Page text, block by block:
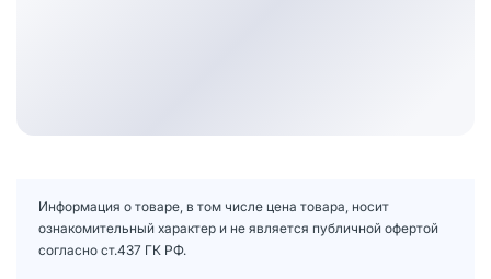
Информация о товаре, в том числе цена товара, носит
ознакомительный характер и не является публичной офертой
согласно ст.437 ГК РФ.